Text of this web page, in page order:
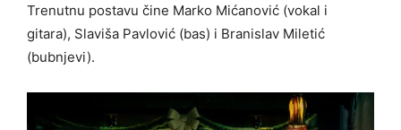
Trenutnu postavu čine Marko Mićanović (vokal i
gitara), Slaviša Pavlović (bas) i Branislav Miletić
(bubnjevi).